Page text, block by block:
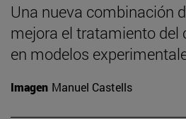
Una nueva combinación
mejora el tratamiento del
en modelos
Imagen Manuel Castells